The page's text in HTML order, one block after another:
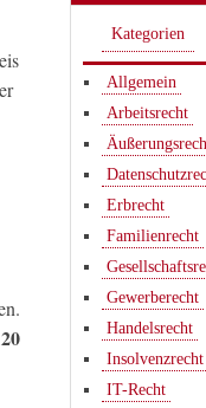
Kategorien
Allgemein
Arbeitsrecht
Erbrecht
Familienrecht
Gewerberecht
Handelsrecht
Insolvenzrecht
IT-Recht